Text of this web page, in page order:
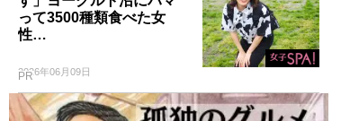
って3500種類食べた女
性…
2026年06月09日
PR